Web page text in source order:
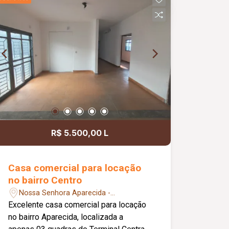
comércios e às principais vias da
investir.
R$ 5.500,00 L
Casa comercial para locação
no bairro Centro
Nossa Senhora Aparecida -
Uberlândia/MG
Excelente casa comercial para locação
no bairro Aparecida, localizada a